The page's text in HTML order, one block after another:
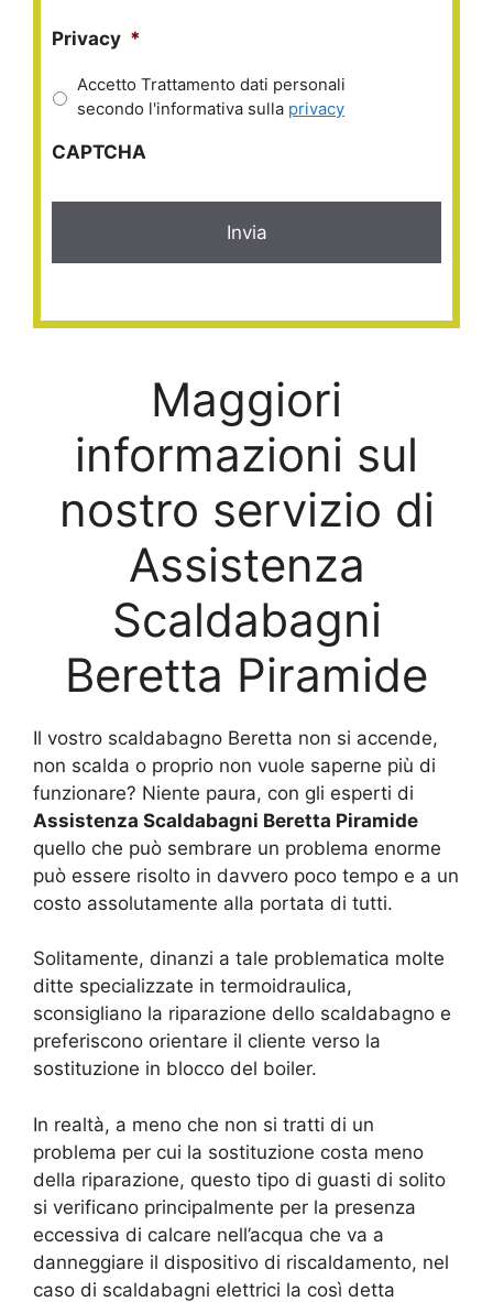
Privacy *
Accetto Trattamento dati personali
secondo l'informativa sulla privacy
CAPTCHA
Maggiori
informazioni sul
nostro servizio di
Assistenza
Scaldabagni
Beretta Piramide
Il vostro scaldabagno Beretta non si accende,
non scalda o proprio non vuole saperne più di
funzionare? Niente paura, con gli esperti di
Assistenza Scaldabagni Beretta Piramide
quello che può sembrare un problema enorme
può essere risolto in davvero poco tempo e a un
costo assolutamente alla portata di tutti.
Solitamente, dinanzi a tale problematica molte
ditte specializzate in termoidraulica,
sconsigliano la riparazione dello scaldabagno e
preferiscono orientare il cliente verso la
sostituzione in blocco del boiler.
In realtà, a meno che non si tratti di un
problema per cui la sostituzione costa meno
della riparazione, questo tipo di guasti di solito
si verificano principalmente per la presenza
eccessiva di calcare nell’acqua che va a
danneggiare il dispositivo di riscaldamento, nel
caso di scaldabagni elettrici la così detta